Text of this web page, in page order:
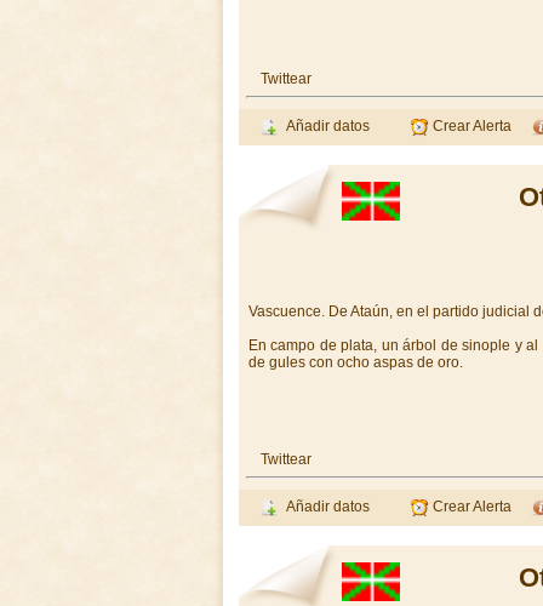
Twittear
Añadir datos Crear Alerta
Vascuence. De Ataún, en el partido judicial
En campo de plata, un árbol de sinople y
de gules con ocho aspas de oro.
Twittear
Añadir datos Crear Alerta